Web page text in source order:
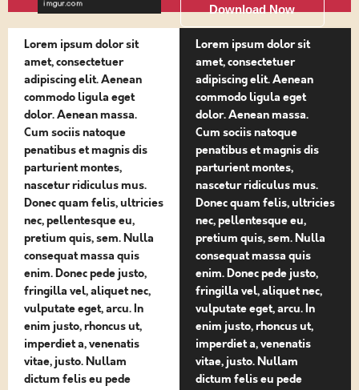
Download Now
Lorem ipsum dolor sit
amet, consectetuer
adipiscing elit. Aenean
commodo ligula eget
dolor. Aenean massa.
Cum sociis natoque
penatibus et magnis dis
parturient montes,
nascetur ridiculus mus.
Donec quam felis, ultricies
nec, pellentesque eu,
pretium quis, sem. Nulla
consequat massa quis
enim. Donec pede justo,
fringilla vel, aliquet nec,
vulputate eget, arcu. In
enim justo, rhoncus ut,
imperdiet a, venenatis
vitae, justo. Nullam
dictum felis eu pede
Lorem ipsum dolor sit
amet, consectetuer
adipiscing elit. Aenean
commodo ligula eget
dolor. Aenean massa.
Cum sociis natoque
penatibus et magnis dis
parturient montes,
nascetur ridiculus mus.
Donec quam felis, ultricies
nec, pellentesque eu,
pretium quis, sem. Nulla
consequat massa quis
enim. Donec pede justo,
fringilla vel, aliquet nec,
vulputate eget, arcu. In
enim justo, rhoncus ut,
imperdiet a, venenatis
vitae, justo. Nullam
dictum felis eu pede